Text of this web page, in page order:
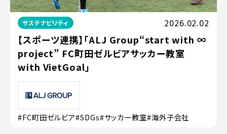
サステナビリティ 2026.02.02
【スポーツ連携】「ALJ Group“start with ∞
project” FC町田ゼルビアサッカー教室
with VietGoal」
#FC町田ゼルビア#SDGs#サッカー教室#海外子会社